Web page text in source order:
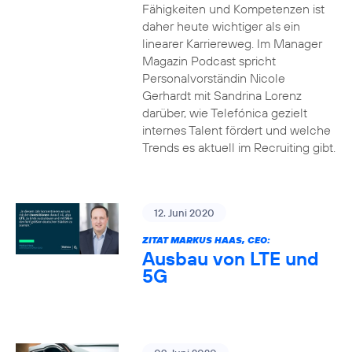
Fähigkeiten und Kompetenzen ist
daher heute wichtiger als ein
linearer Karriereweg. Im Manager
Magazin Podcast spricht
Personalvorständin Nicole
Gerhardt mit Sandrina Lorenz
darüber, wie Telefónica gezielt
internes Talent fördert und welche
Trends es aktuell im Recruiting gibt.
12. Juni 2020
ZITAT MARKUS HAAS, CEO:
Ausbau von LTE und
5G